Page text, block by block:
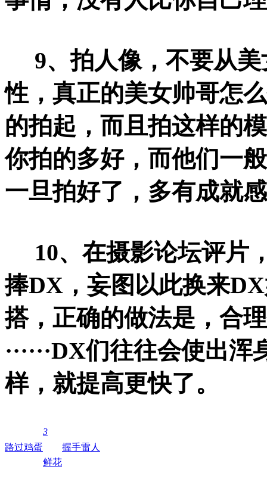
9、拍人像，不要从美
性，真正的美女帅哥怎
的拍起，而且拍这样的
你拍的多好，而他们一
一旦拍好了，多有成就
10、在摄影论坛评片
捧DX，妄图以此换来
搭，正确的做法是，合
······DX们往往会使出
样，就提高更快了。
路过鸡蛋
3
鲜花
握手雷人